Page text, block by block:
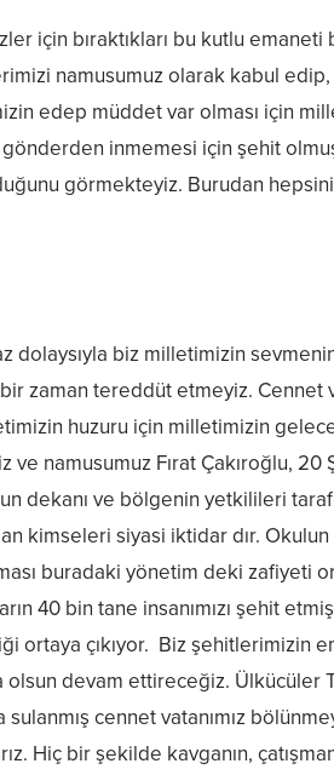
için bıraktıkları bu kutlu emaneti
namusumuz olarak kabul edip,
edep müddet var olması için
gönderden inmemesi için şehit
görmekteyiz. Burudan
dolaysıyla biz milletimizin
zaman tereddüt etmeyiz. Cennet
huzuru için milletimizin
namusumuz Fırat Çakıroğlu, 20
dekanı ve bölgenin yetkilileri
kimseleri siyasi iktidar dır.
buradaki yönetim deki zafiyeti
40 bin tane insanımızı şehit
ortaya çıkıyor. Biz
olsun devam ettireceğiz.
cennet vatanımız
Hiç bir şekilde kavganın,